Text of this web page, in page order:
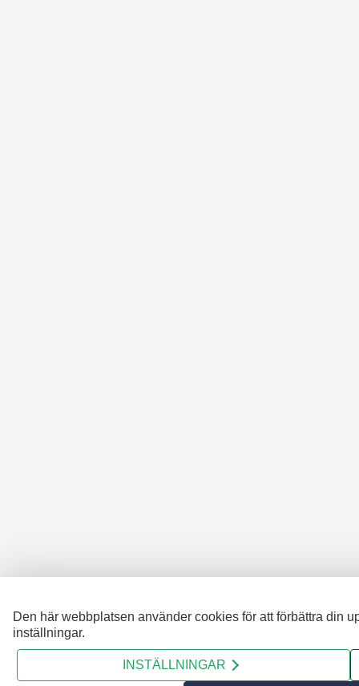
Den här webbplatsen använder cookies för att förbättra din
inställningar.
INSTÄLLNINGAR